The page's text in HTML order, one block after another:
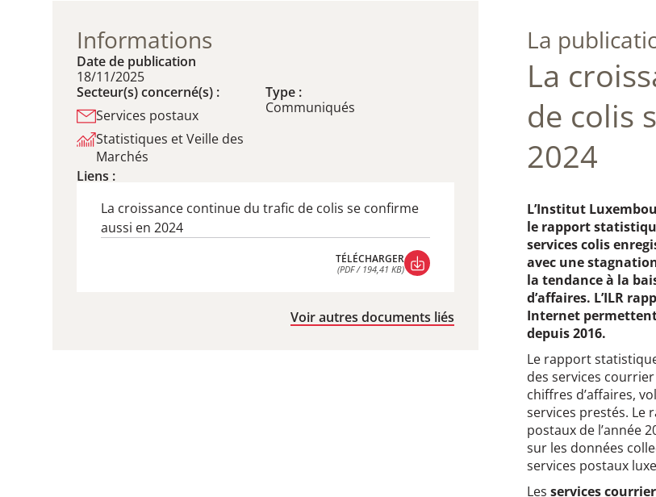
Informations
Date de publication
18/11/2025
Secteur(s) concerné(s) :
Services postaux
Statistiques et Veille des
Marchés
Type :
Communiqués
Liens :
La croissance continue du trafic de colis se confirme
aussi en 2024
TÉLÉCHARGER
(PDF / 194,41 KB)
Voir autres documents liés
La
La
de colis
2024
L’Institut
le rapport
services colis
avec une
la tendance à la
d’affaires. L’ILR
Internet
depuis 2016.
Le rapport
des services
chiffres d’affaires,
services prestés. Le
postaux de l’année
sur les données
services postaux
Les services courrier